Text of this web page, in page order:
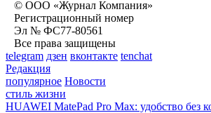
© ООО «Журнал Компания»
Регистрационный номер
Эл № ФС77-80561
Все права защищены
telegram дзен вконтакте tenchat
Редакция
популярное Новости
стиль жизни
HUAWEI MatePad Pro Max: удобство без